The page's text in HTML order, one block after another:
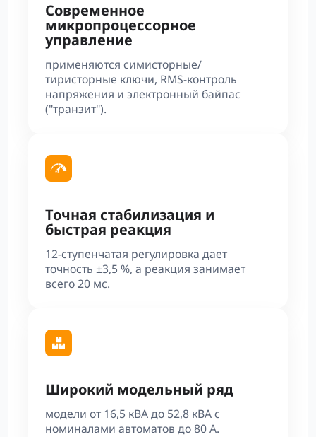
Современное
микропроцессорное
управление
применяются симисторные/
тиристорные ключи, RMS-контроль
напряжения и электронный байпас
("транзит").
Точная стабилизация и
быстрая реакция
12-ступенчатая регулировка дает
точность ±3,5 %, а реакция занимает
всего 20 мс.
Широкий модельный ряд
модели от 16,5 кВА до 52,8 кВА с
номиналами автоматов до 80 А.